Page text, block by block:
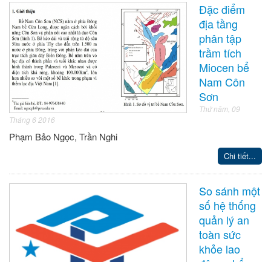
Đặc điểm
địa tầng
phân tập
trầm tích
Miocen bể
Nam Côn
Sơn
Thứ năm, 09
Tháng 6 2016
Phạm Bảo Ngọc, Trần Nghi
Chi tiết...
So sánh một
số hệ thống
quản lý an
toàn sức
khỏe lao